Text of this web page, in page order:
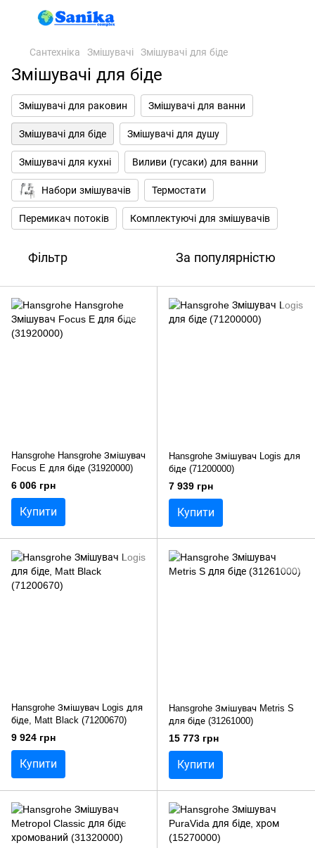
Сантехніка Змішувачі Змішувачі для біде
Змішувачі для біде
Змішувачі для раковин Змішувачі для ванни
Змішувачі для біде Змішувачі для душу
Змішувачі для кухні Виливи (гусаки) для ванни
Набори змішувачів Термостати
Перемикач потоків Комплектуючі для змішувачів
Фільтр За популярністю
Hansgrohe Hansgrohe Змішувач
Focus E для біде (31920000)
6 006 грн
Купити
Hansgrohe Змішувач Logis для
біде (71200000)
7 939 грн
Купити
Hansgrohe Змішувач Logis для
біде, Matt Black (71200670)
9 924 грн
Купити
Hansgrohe Змішувач Metris S
для біде (31261000)
15 773 грн
Купити